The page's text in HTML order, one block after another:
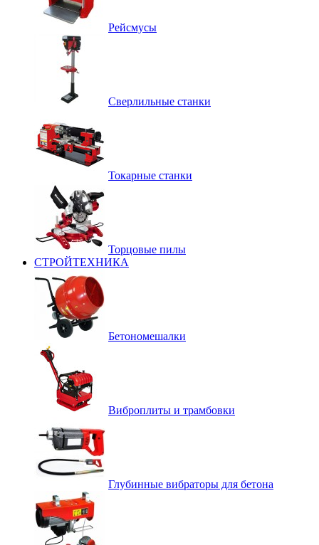
Рейсмусы
Сверлильные станки
Токарные станки
Торцовые пилы
СТРОЙТЕХНИКА
Бетономешалки
Виброплиты и трамбовки
Глубинные вибраторы для бетона